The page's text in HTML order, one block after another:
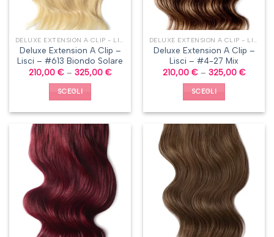
Deluxe Extension A Clip –
Lisci – #613 Biondo Solare
210,00 €– 325,00 €
SCEGLI
Deluxe Extension A Clip –
Lisci – #4-27 Mix
210,00 €– 325,00 €
SCEGLI